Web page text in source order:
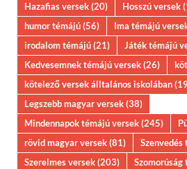
Hazafias versek(20) Hosszú versek
humor témájú(56) Ima témájú
irodalom témájú(21) Játék témájú
Kedvesemnek témájú versek(26)
kötelező versek álltalános iskolában
Legszebb magyar versek(38)
Mindennapok témájú versek(245)
rövid magyar versek(81)
Szerelmes versek(203)